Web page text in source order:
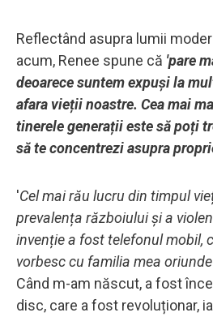
Reflectând asupra lumii
acum, Renee spune că 'pare
deoarece suntem expuși la
afara vieții noastre. Cea mai
tinerele generații este să poți
să te concentrezi asupra
'Cel mai rău lucru din timpul
prevalența războiului și a
invenție a fost telefonul mobil,
vorbesc cu familia mea
Când m-am născut, a fost
disc, care a fost revoluționar,